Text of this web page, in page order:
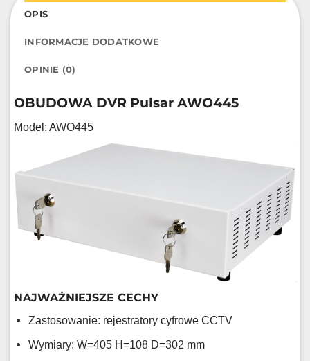
OPIS
INFORMACJE DODATKOWE
OPINIE (0)
OBUDOWA DVR Pulsar AWO445
Model: AWO445
NAJWAŻNIEJSZE CECHY
Zastosowanie: rejestratory cyfrowe CCTV
Wymiary: W=405 H=108 D=302 mm